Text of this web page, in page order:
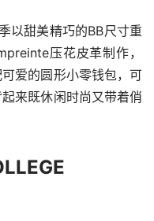
以甜美精巧的BB尺寸重
压花皮革制作，
爱的圆形小零钱包，可
来既休闲时尚又带着俏